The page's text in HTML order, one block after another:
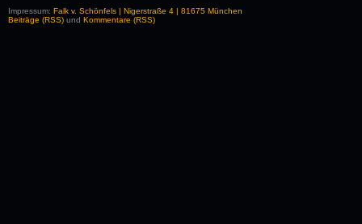
Impressum: Falk v. Schönfels | Nigerstraße 4 | 81675 München
Beiträge (RSS) und Kommentare (RSS)